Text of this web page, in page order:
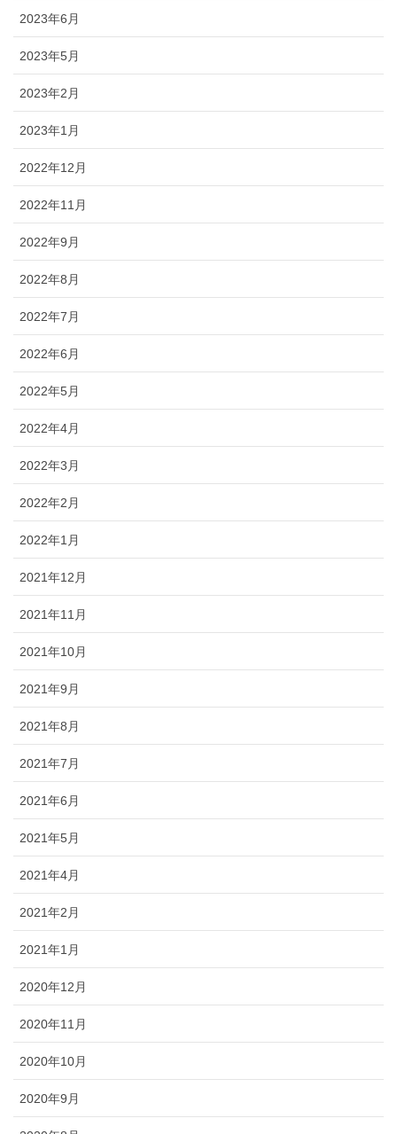
2023年6月
2023年5月
2023年2月
2023年1月
2022年12月
2022年11月
2022年9月
2022年8月
2022年7月
2022年6月
2022年5月
2022年4月
2022年3月
2022年2月
2022年1月
2021年12月
2021年11月
2021年10月
2021年9月
2021年8月
2021年7月
2021年6月
2021年5月
2021年4月
2021年2月
2021年1月
2020年12月
2020年11月
2020年10月
2020年9月